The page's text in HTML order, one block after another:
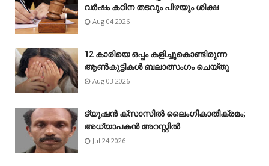
വർഷം കഠിന തടവും പിഴയും ശിക്ഷ
Aug 04 2026
12 കാരിയെ ഒപ്പം കളിച്ചുകൊണ്ടിരുന്ന
ആൺകുട്ടികൾ ബലാത്സംഗം ചെയ്‌തു
Aug 03 2026
ട്യൂഷൻ ക്സാസിൽ ലൈംഗികാതിക്രമം;
അധ്യാപകൻ അറസ്റ്റിൽ
Jul 24 2026